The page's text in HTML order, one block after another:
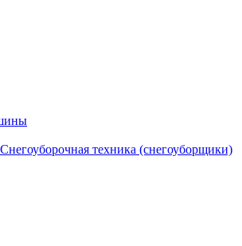
Снегоуборочная техника (снегоуборщики)